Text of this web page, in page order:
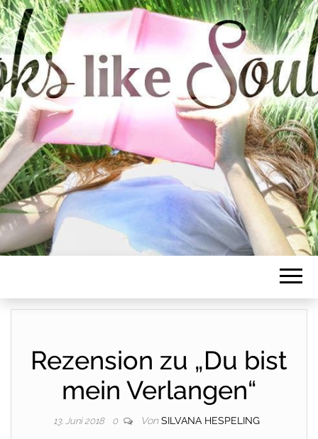
BOOKS LIKE
SOULMATE
Rezension zu „Du bist
mein Verlangen“
13. Juni 2018 0 Von SILVANA HESPELING